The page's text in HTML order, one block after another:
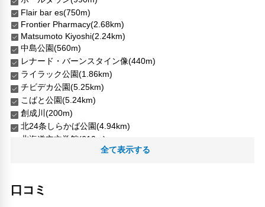
Flair bar es(750m)
Frontier Pharmacy(2.68km)
Matsumoto Kiyoshi(2.24km)
中島公園(560m)
レナード・バーンスタイン像(440m)
ライラック公園(1.86km)
チビデカ公園(5.25km)
こばと公園(5.24km)
創成川(200m)
北24条しらかば公園(4.94km)
北海道立文学館(610m)
地下鉄 中島公園駅(210m)
平岸わんぱく公園(3.49km)
全て表示する
口コミ